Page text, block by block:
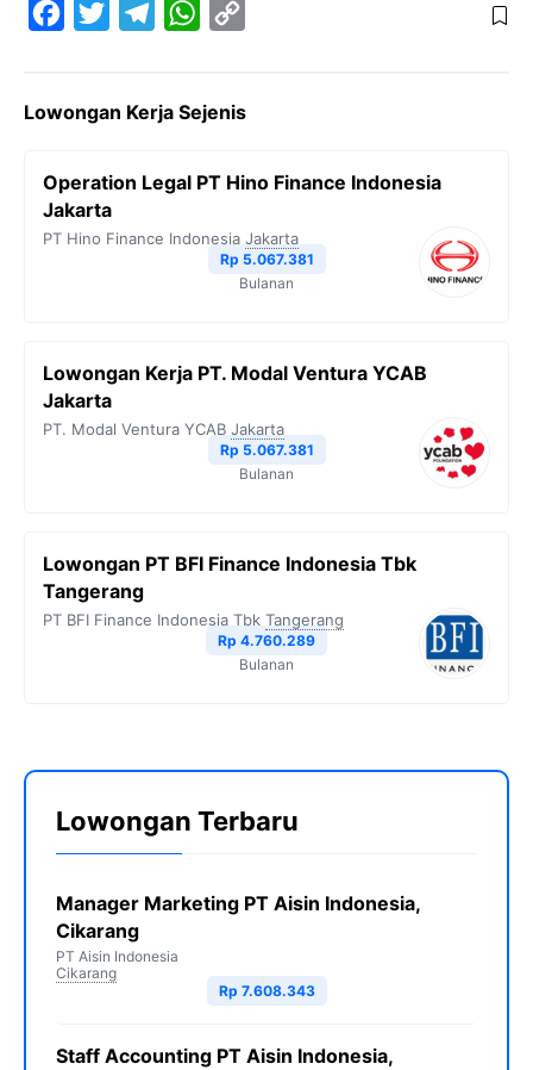
e
o
o
t
e
r
e
r
W
t
A
y
i
n
k
Lowongan Kerja Sejenis
Operation Legal PT Hino Finance Indonesia
Jakarta
PT Hino Finance Indonesia Jakarta
Rp 5.067.381
Bulanan
Lowongan Kerja PT. Modal Ventura YCAB
Jakarta
PT. Modal Ventura YCAB Jakarta
Rp 5.067.381
Bulanan
Lowongan PT BFI Finance Indonesia Tbk
Tangerang
PT BFI Finance Indonesia Tbk Tangerang
Rp 4.760.289
Bulanan
Lowongan Terbaru
Manager Marketing PT Aisin Indonesia,
Cikarang
PT Aisin Indonesia
Cikarang
Rp 7.608.343
Staff Accounting PT Aisin Indonesia,